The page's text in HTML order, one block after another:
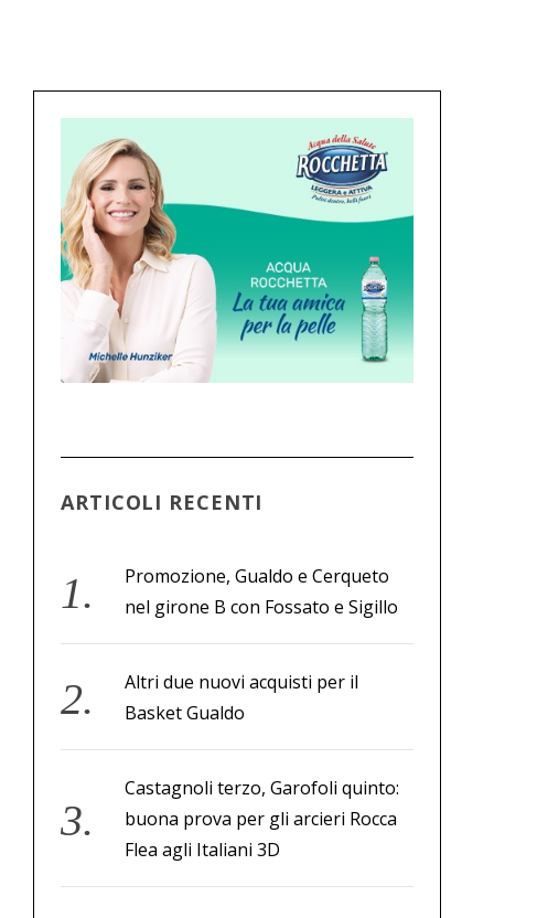
ARTICOLI RECENTI
Promozione, Gualdo e Cerqueto
nel girone B con Fossato e Sigillo
Altri due nuovi acquisti per il
Basket Gualdo
Castagnoli terzo, Garofoli quinto:
buona prova per gli arcieri Rocca
Flea agli Italiani 3D